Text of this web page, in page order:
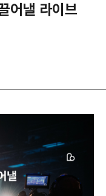
어낼 라이브